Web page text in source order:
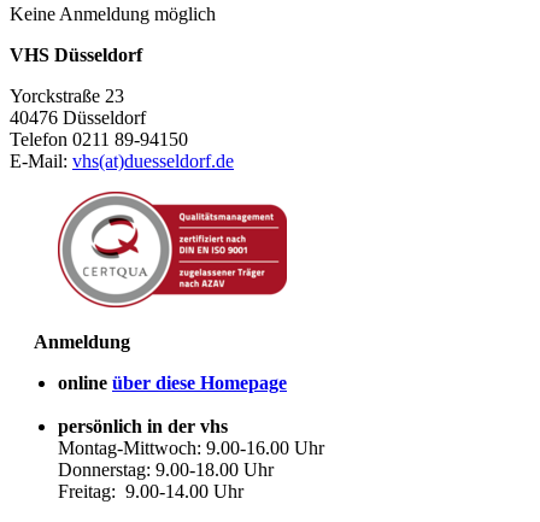
Keine Anmeldung möglich
VHS Düsseldorf
Yorckstraße 23
40476 Düsseldorf
Telefon 0211 89-94150
E-Mail: vhs(at)duesseldorf.de
Anmeldung
online über diese Homepage
persönlich in der vhs
Montag-Mittwoch: 9.00-16.00 Uhr
Donnerstag: 9.00-18.00 Uhr
Freitag: 9.00-14.00 Uhr